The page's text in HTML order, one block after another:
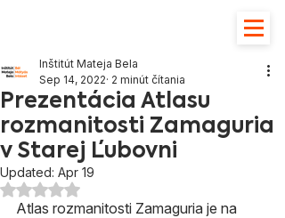
Prezentácia Atlasu
rozmanitosti Zamaguria
v Starej Ľubovni
Inštitút Mateja Bela
Sep 14, 2022 2 minút čítania
Updated: Apr 19
Hodnotenie NaN z 5 hviezdičiek.
Atlas rozmanitosti Zamaguria je na